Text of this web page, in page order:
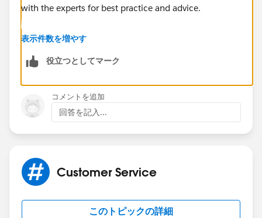
with the experts for best practice and advice.
https://success.salesforce.com/_ui/core/chatter/gro
Regards,
Jayson
表示件数を増やす
役立つとしてマーク
コメントを追加
回答を記入...
Customer Service
このトピックの詳細